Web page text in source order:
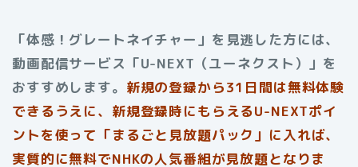
「体感！グレートネイチャー」を見逃した方には、
動画配信サービス「U-NEXT（ユーネクスト）」を
おすすめします。 新規の登録から31日間は無料体験
できるうえに、新規登録時にもらえるU-NEXTポイ
ントを使って「まるごと見放題パック」に入れば、
実質的に無料でNHKの人気番組が見放題となりま